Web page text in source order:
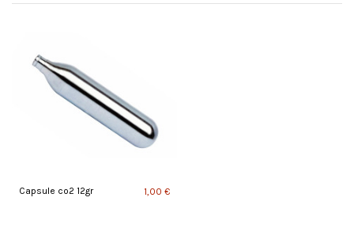
Capsule co2 12gr 1,00 €